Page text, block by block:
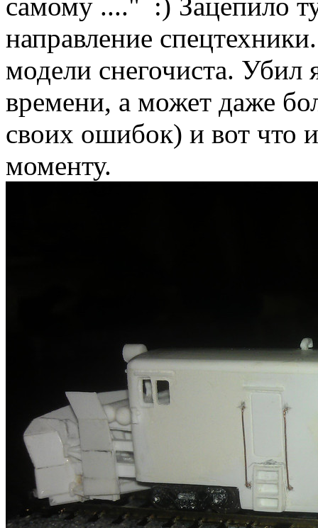
самому ...."
Зацепило
направление
модели снегочиста. Убил
времени, а может даже
своих ошибок) и вот что
моменту.